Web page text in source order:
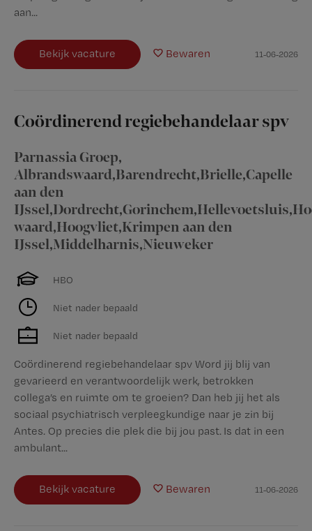
aan...
Bekijk vacature Bewaren 11-06-2026
Coördinerend regiebehandelaar spv
Parnassia Groep,
Albrandswaard,Barendrecht,Brielle,Capelle
aan den
waard,Hoogvliet,Krimpen aan den
IJssel,Middelharnis,Nieuweker
HBO
Niet nader bepaald
Niet nader bepaald
Coördinerend regiebehandelaar spv Word jij blij van
gevarieerd en verantwoordelijk werk, betrokken
collega’s en ruimte om te groeien? Dan heb jij het als
sociaal psychiatrisch verpleegkundige naar je zin bij
Antes. Op precies die plek die bij jou past. Is dat in een
ambulant...
Bekijk vacature Bewaren 11-06-2026